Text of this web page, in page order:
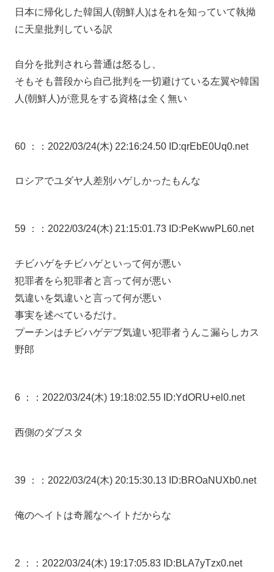
日本に帰化した韓国人(朝鮮人)はをれを知っていて執拗
に天皇批判している訳
自分を批判されら普通は怒るし、
そもそも普段から自己批判を一切避けている左翼や韓国
人(朝鮮人)が意見をする資格は全く無い
60 ： ：2022/03/24(木) 22:16:24.50 ID:qrEbE0Uq0.net
ロシアでユダヤ人差別ハゲしかったもんな
59 ： ：2022/03/24(木) 21:15:01.73 ID:PeKwwPL60.net
チビハゲをチビハゲといって何が悪い
犯罪者をら犯罪者と言って何が悪い
気違いを気違いと言って何が悪い
事実を述べているだけ。
プーチンはチビハゲデブ気違い犯罪者うんこ漏らしカス
野郎
6 ： ：2022/03/24(木) 19:18:02.55 ID:YdORU+el0.net
西側のダブスタ
39 ： ：2022/03/24(木) 20:15:30.13 ID:BROaNUXb0.net
俺のヘイトは奇麗なヘイトだからな
2 ： ：2022/03/24(木) 19:17:05.83 ID:BLA7yTzx0.net